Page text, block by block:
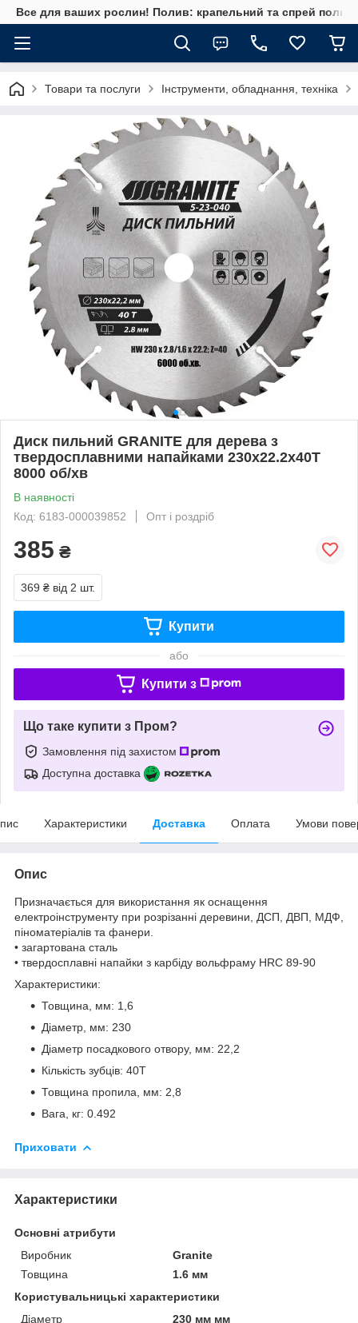
Все для ваших рослин! Полив: крапельний та спрей полив,
Товари та послуги Інструменти, обладнання, техніка
Диск пильний GRANITE для дерева з
твердосплавними напайками 230х22.2х40Т
8000 об/хв
В наявності
Код: 6183-000039852
Опт і роздріб
385 ₴
369 ₴ від 2 шт.
Купити
або
Купити з
Що таке купити з Пром?
Замовлення під захистом
Доступна доставка
Характеристики Доставка Оплата Умови
Опис
Призначається для використання як оснащення
електроінструменту при розрізанні деревини, ДСП, ДВП, МДФ,
піноматеріалів та фанери.
• загартована сталь
• твердосплавні напайки з карбіду вольфраму HRC 89-90
Характеристики:
Товщина, мм: 1,6
Діаметр, мм: 230
Діаметр посадкового отвору, мм: 22,2
Кількість зубців: 40T
Товщина пропила, мм: 2,8
Вага, кг: 0.492
Приховати
Характеристики
Основні атрибути
Виробник
Granite
Товщина
1.6 мм
Користувальницькі характеристики
Діаметр
230 мм мм